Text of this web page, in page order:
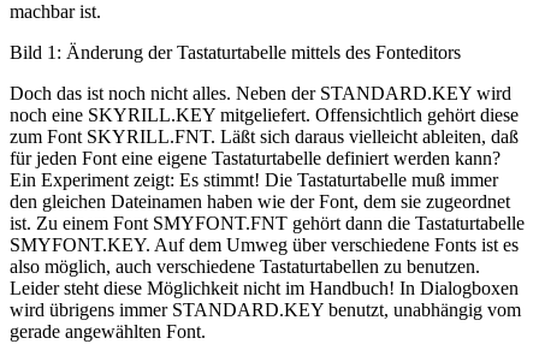
machbar ist.
Bild 1: Änderung der Tastaturtabelle mittels des Fonteditors
Doch das ist noch nicht alles. Neben der STANDARD.KEY wird
noch eine SKYRILL.KEY mitgeliefert. Offensichtlich gehört diese
zum Font SKYRILL.FNT. Läßt sich daraus vielleicht ableiten, daß
für jeden Font eine eigene Tastaturtabelle definiert werden kann?
Ein Experiment zeigt: Es stimmt! Die Tastaturtabelle muß immer
den gleichen Dateinamen haben wie der Font, dem sie zugeordnet
ist. Zu einem Font SMYFONT.FNT gehört dann die Tastaturtabelle
SMYFONT.KEY. Auf dem Umweg über verschiedene Fonts ist es
also möglich, auch verschiedene Tastaturtabellen zu benutzen.
Leider steht diese Möglichkeit nicht im Handbuch! In Dialogboxen
wird übrigens immer STANDARD.KEY benutzt, unabhängig vom
gerade angewählten Font.